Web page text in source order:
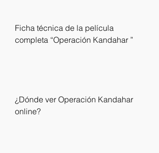
Ficha técnica de la película
completa “Operación Kandahar ”
¿Dónde ver Operación Kandahar
online?